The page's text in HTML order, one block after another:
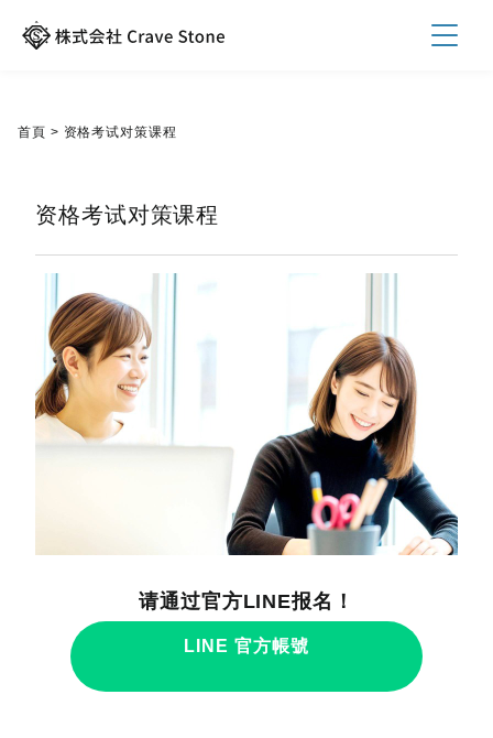
首頁 > 资格考试对策课程
资格考试对策课程
请通过官方LINE报名！
LINE 官方帳號